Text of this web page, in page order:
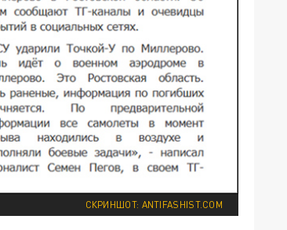
СКРИНШОТ: ANTIFASHIST.COM